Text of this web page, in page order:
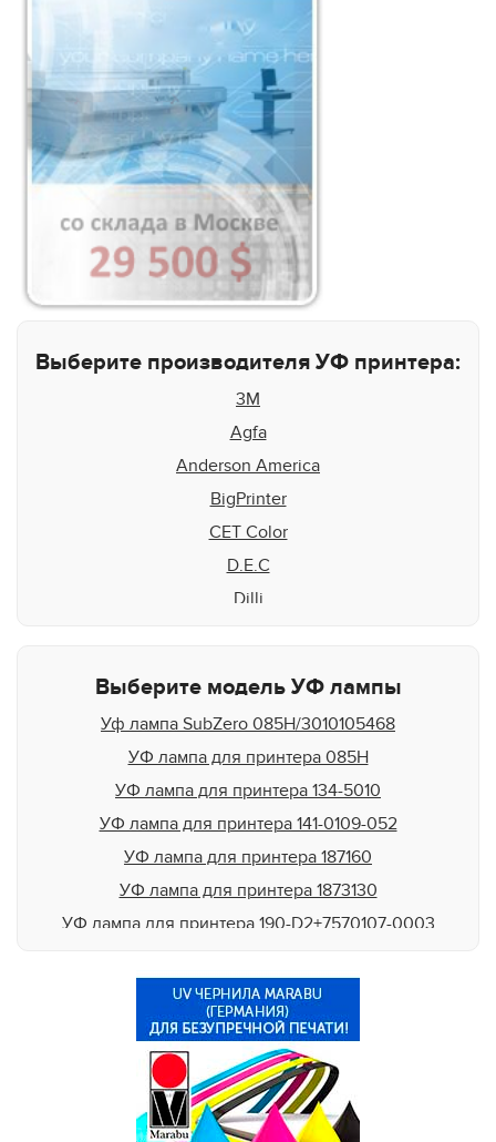
Выберите производителя УФ принтера:
3M
Agfa
Anderson America
BigPrinter
CET Color
D.E.C
Dilli
Durst
DYSS
EFI Rastek
EFI Vutek
Flora
Fujifilm
Gandi Innovations
GCC
Grapo
HandTop
HP Scitex
Inca
Infinity
Выберите модель УФ лампы
Уф лампа SubZero 085H/3010105468
УФ лампа для принтера 085H
УФ лампа для принтера 134-5010
УФ лампа для принтера 141-0109-052
УФ лампа для принтера 187160
УФ лампа для принтера 1873130
УФ лампа для принтера 190-D2+7570107-0003
УФ лампа для принтера 2-211-0489-10
УФ лампа для принтера 2504 D-W2X
УФ лампа для принтера 2Z10150
УФ лампа для принтера 2Z10155
УФ лампа для принтера 2Z10230